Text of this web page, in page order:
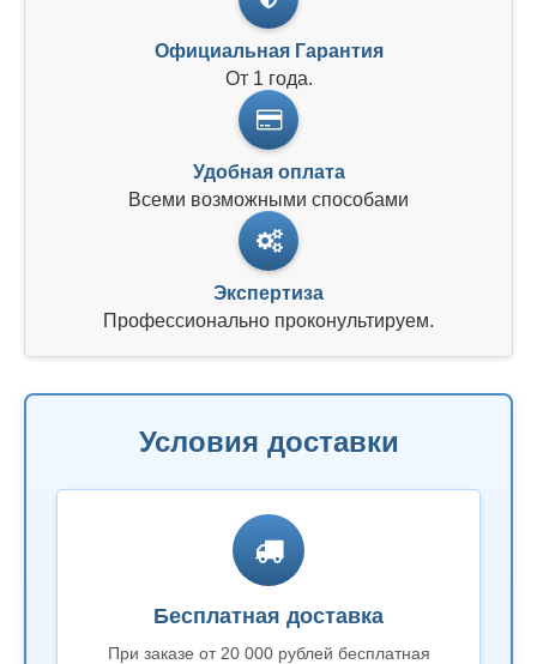
Официальная Гарантия
От 1 года.
Удобная оплата
Всеми возможными способами
Экспертиза
Профессионально проконультируем.
Условия доставки
Бесплатная доставка
При заказе от 20 000 рублей бесплатная